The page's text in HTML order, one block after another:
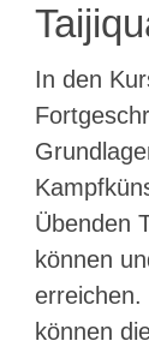
In den
Übenden
können
erreichen.
können